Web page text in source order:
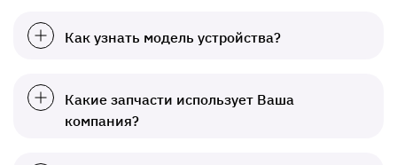
Как узнать модель устройства?
Какие запчасти использует Ваша
компания?